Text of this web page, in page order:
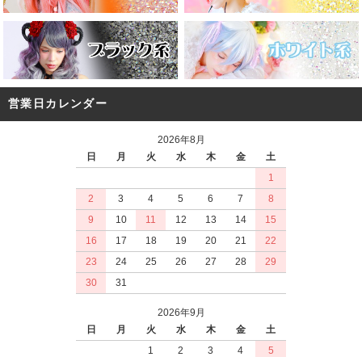
営業日カレンダー
2026年8月
日
月 火 水 木 金
土
1
2
3 4 5 6 7
8
9
10 11 12 13 14
15
16
17 18 19 20 21
22
23
24 25 26 27 28
29
30
31
2026年9月
日
月 火 水 木 金
土
1
2 3 4
5